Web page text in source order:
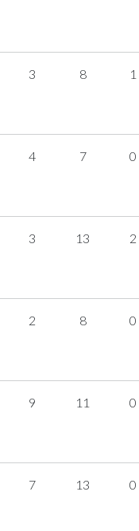
3 8 1
4 7 0
3 13 2
2 8 0
9 11 0
7 13 0